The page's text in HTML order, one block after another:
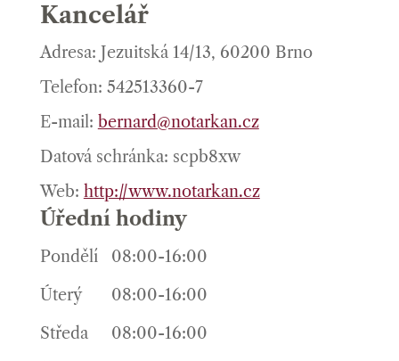
Kancelář
Adresa: Jezuitská 14/13, 60200 Brno
Telefon: 542513360-7
E-mail: bernard@notarkan.cz
Datová schránka: scpb8xw
Web: http://www.notarkan.cz
Úřední hodiny
Pondělí
08:00-16:00
Úterý
08:00-16:00
Středa
08:00-16:00